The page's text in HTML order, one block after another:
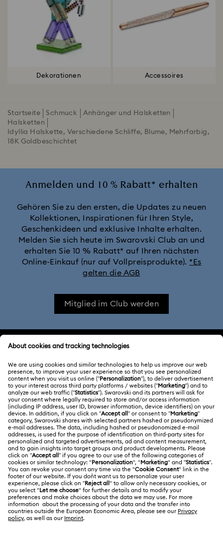
Dekorationen Accessoires
Startseite Schmuck
Anhänger und Halsketten
Halsketten
Idyllia Halskette, Verschiedene Schliffe, Blume, Mehrfarbig,
18K Goldbeschichtet
Anmelden und 10 % Rabatt* erhalten
Gehören Sie zu den ersten, die Updates zu neuen
Kollektionen, Inspirationen für Ihren Style,
Geschenkideen und exklusive Inhalte erhalten.
Melden Sie sich heute im Swarovski Club an und
erhalten Sie 10 % Rabatt* auf Ihren nächsten
Online-Einkauf (nur auf Vollpreisprodukte). *Es
gelten die AGB
Mitglied im Club werden
KUNDENSERVICE
Übersicht zum Kundenservice
Geschenkkarten-Guthaben
Reparaturstatus
Kontakt
Größe berechnen
Store-Finder
ÜBER UNS
Über Swarovski
Stellen & Karriere
Alumni Community
Für Geschäftskunden
Sitemap
RECHTLICHE BEDINGUNGEN
Nutzungsbedingungen
AGB
Datenschutz
Andere Länder
English
Deutsch Español Français